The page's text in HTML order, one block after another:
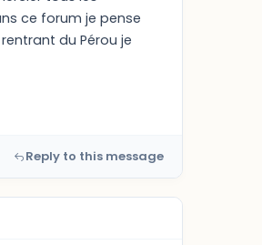
ce forum je pense
du Pérou je
Reply to this message